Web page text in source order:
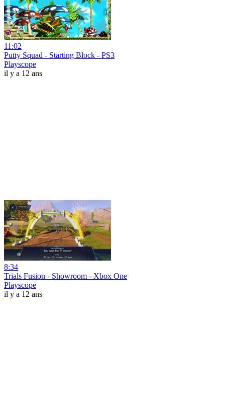
11:02
Putty Squad - Starting Block - PS3
Playscope
il y a 12 ans
8:34
Trials Fusion - Showroom - Xbox One
Playscope
il y a 12 ans